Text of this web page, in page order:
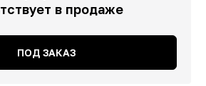
в продаже
ПОД ЗАКАЗ